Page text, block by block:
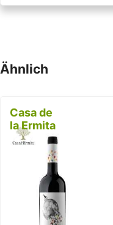
Ähnlich
Casa de
la Ermita